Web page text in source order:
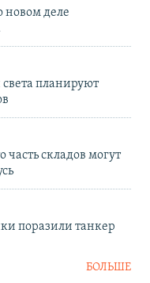
новом деле
планируют
складов могут
поразили танкер
БОЛЬШЕ